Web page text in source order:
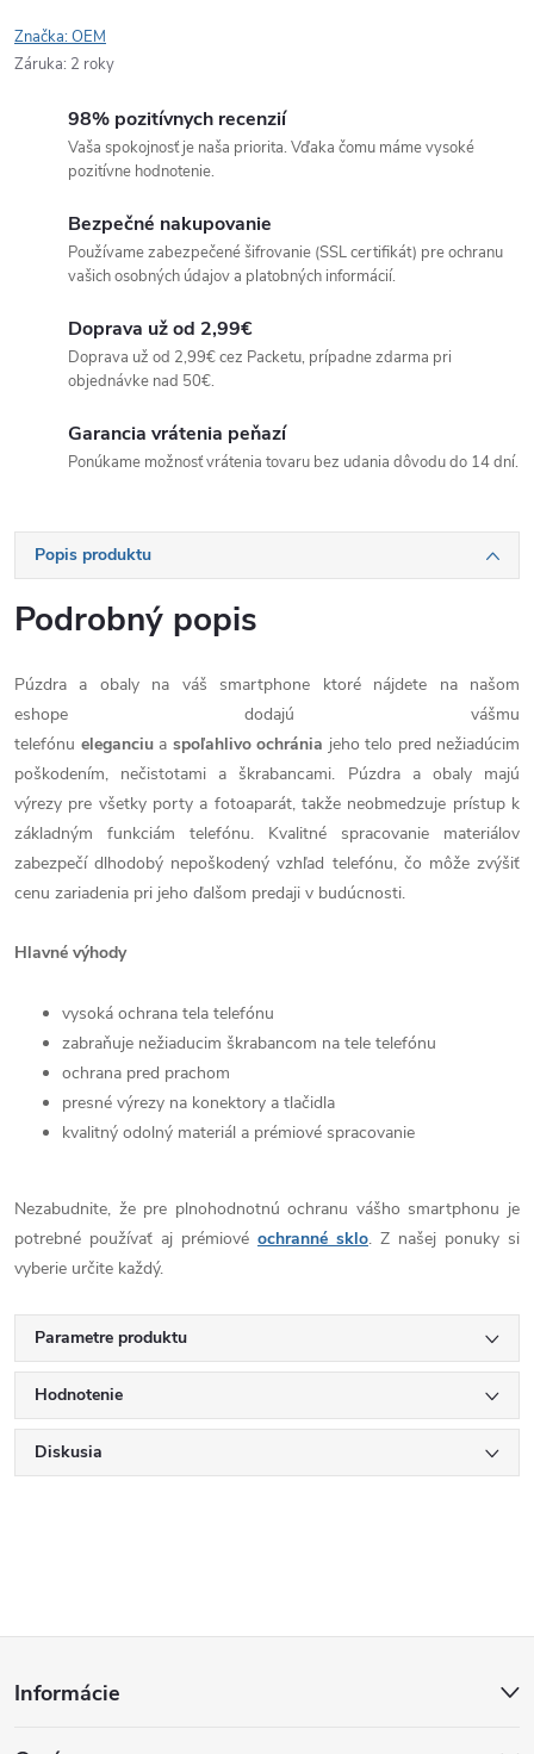
Značka:OEM
Záruka: 2 roky
98% pozitívnych recenzií
Vaša spokojnosť je naša priorita. Vďaka čomu máme vysoké
pozitívne hodnotenie.
Bezpečné nakupovanie
Používame zabezpečené šifrovanie (SSL certifikát) pre ochranu
vašich osobných údajov a platobných informácií.
Doprava už od 2,99€
Doprava už od 2,99€ cez Packetu, prípadne zdarma pri
objednávke nad 50€.
Garancia vrátenia peňazí
Ponúkame možnosť vrátenia tovaru bez udania dôvodu do 14 dní.
Popis produktu
Podrobný popis
Púzdra a obaly na váš smartphone ktoré nájdete na našom
eshope dodajú vášmu
telefónu eleganciu a spoľahlivo ochránia jeho telo pred nežiadúcim
poškodením, nečistotami a škrabancami. Púzdra a obaly majú
výrezy pre všetky porty a fotoaparát, takže neobmedzuje prístup k
základným funkciám telefónu. Kvalitné spracovanie materiálov
zabezpečí dlhodobý nepoškodený vzhľad telefónu, čo môže zvýšiť
cenu zariadenia pri jeho ďalšom predaji v budúcnosti.
Hlavné výhody
vysoká ochrana tela telefónu
zabraňuje nežiaducim škrabancom na tele telefónu
ochrana pred prachom
presné výrezy na konektory a tlačidla
kvalitný odolný materiál a prémiové spracovanie
Nezabudnite, že pre plnohodnotnú ochranu vášho smartphonu je
potrebné používať aj prémiové ochranné sklo. Z našej ponuky si
vyberie určite každý.
Parametre produktu
Hodnotenie
Diskusia
Informácie